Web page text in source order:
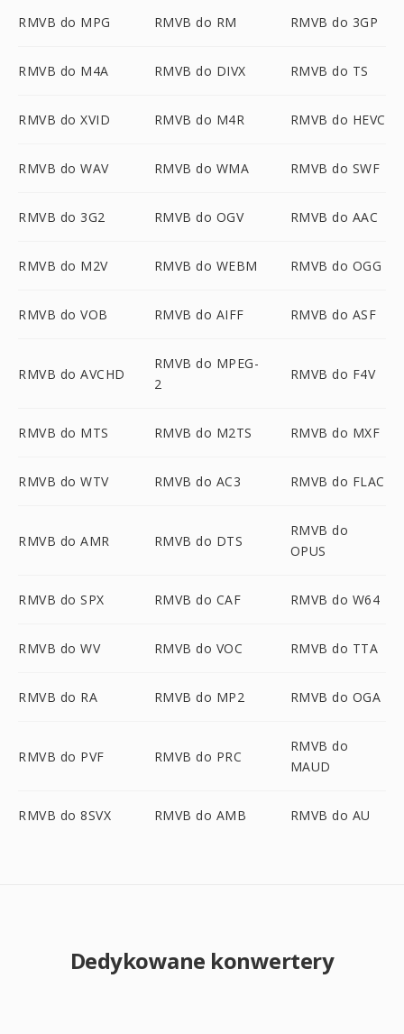
RMVB do MPG RMVB do RM RMVB do 3GP
RMVB do M4A RMVB do DIVX RMVB do TS
RMVB do XVID RMVB do M4R RMVB do HEVC
RMVB do WAV RMVB do WMA RMVB do SWF
RMVB do 3G2 RMVB do OGV RMVB do AAC
RMVB do M2V RMVB do WEBM RMVB do OGG
RMVB do VOB RMVB do AIFF RMVB do ASF
RMVB do AVCHD
RMVB do MPEG-
2
RMVB do F4V
RMVB do MTS RMVB do M2TS RMVB do MXF
RMVB do WTV RMVB do AC3 RMVB do FLAC
RMVB do AMR RMVB do DTS
RMVB do
OPUS
RMVB do SPX RMVB do CAF RMVB do W64
RMVB do WV RMVB do VOC RMVB do TTA
RMVB do RA RMVB do MP2 RMVB do OGA
RMVB do PVF RMVB do PRC
RMVB do
MAUD
RMVB do 8SVX RMVB do AMB RMVB do AU
Dedykowane konwertery